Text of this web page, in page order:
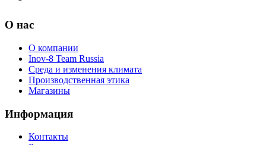
О нас
О компании
Inov-8 Team Russia
Среда и изменения климата
Производственная этика
Магазины
Информация
Контакты